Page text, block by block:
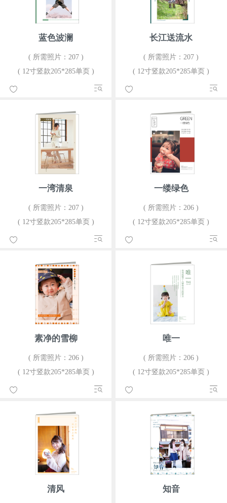
蓝色波澜
( 所需照片：207 )
( 12寸竖款205*285单页 )
长江送流水
( 所需照片：207 )
( 12寸竖款205*285单页 )
一湾清泉
( 所需照片：207 )
( 12寸竖款205*285单页 )
一缕绿色
( 所需照片：206 )
( 12寸竖款205*285单页 )
素净的雪柳
( 所需照片：206 )
( 12寸竖款205*285单页 )
唯一
( 所需照片：206 )
( 12寸竖款205*285单页 )
清风 知音